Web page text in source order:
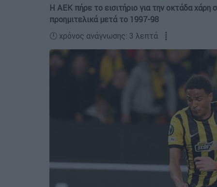
Η ΑΕΚ πήρε το εισιτήριο για την οκτάδα
προημιτελικά μετά το 1997-98
🕛 χρόνος ανάγνωσης: 3 λεπτά ┋